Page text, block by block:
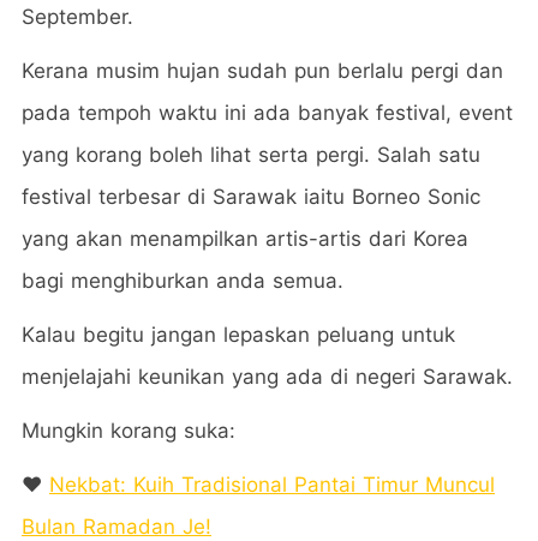
September.
Kerana musim hujan sudah pun berlalu pergi dan
pada tempoh waktu ini ada banyak festival, event
yang korang boleh lihat serta pergi. Salah satu
festival terbesar di Sarawak iaitu Borneo Sonic
yang akan menampilkan artis-artis dari Korea
bagi menghiburkan anda semua.
Kalau begitu jangan lepaskan peluang untuk
menjelajahi keunikan yang ada di negeri Sarawak.
Mungkin korang suka:
❤️ Nekbat: Kuih Tradisional Pantai Timur Muncul
Bulan Ramadan Je!